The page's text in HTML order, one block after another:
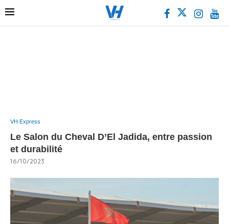
VH Express
Le Salon du Cheval D’El Jadida, entre passion
et durabilité
16/10/2023